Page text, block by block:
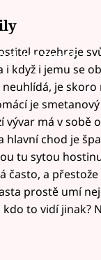
to fetch
rozehraje
když i jemu se
je skoro
je smetanový
má v sobě
chod je
tu sytou
často, a
prostě umí
to vidí jinak?